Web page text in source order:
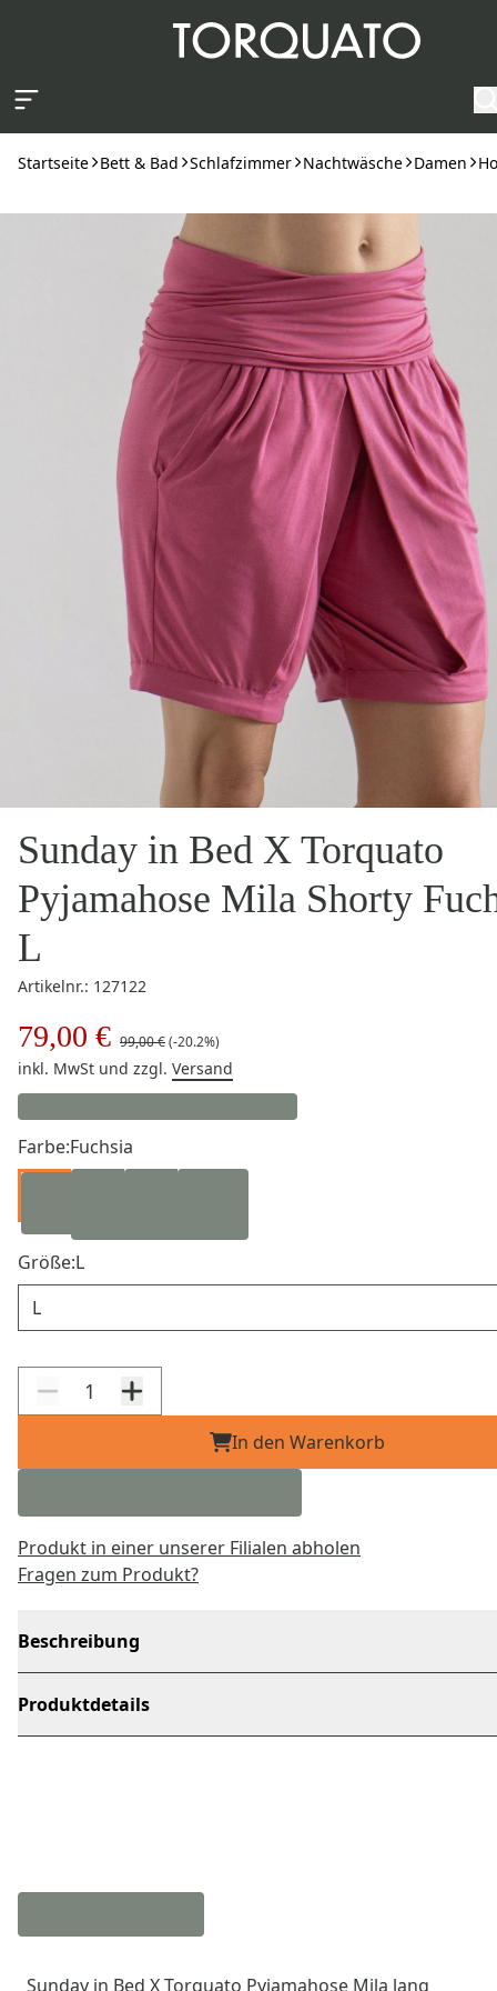
Startseite Bett & Bad Schlafzimmer Nachtwäsche Damen
Sunday in Bed X Torquato
Pyjamahose Mila Shorty
L
Artikelnr.: 127122
79,00 € 99,00 €(-20.2%)
inkl. MwSt und zzgl. Versand
Farbe:Fuchsia
Größe:L
In den Warenkorb
Produkt in einer unserer Filialen abholen
Fragen zum Produkt?
Beschreibung
Produktdetails
Sunday in Bed X Torquato Pyjamahose Mila lang